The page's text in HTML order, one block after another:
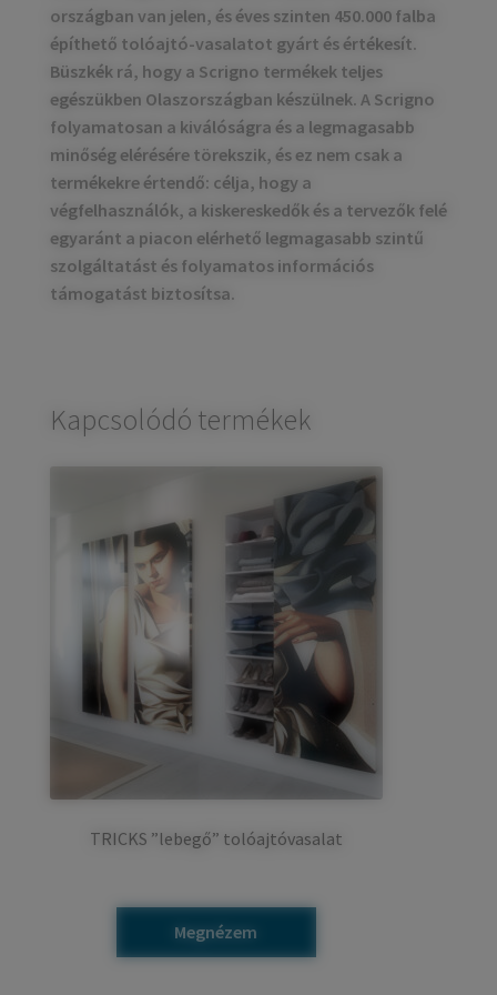
országban van jelen, és éves szinten 450.000 falba
építhető tolóajtó-vasalatot gyárt és értékesít.
Büszkék rá, hogy a Scrigno termékek teljes
egészükben Olaszországban készülnek. A Scrigno
folyamatosan a kiválóságra és a legmagasabb
minőség elérésére törekszik, és ez nem csak a
termékekre értendő: célja, hogy a
végfelhasználók, a kiskereskedők és a tervezők felé
egyaránt a piacon elérhető legmagasabb szintű
szolgáltatást és folyamatos információs
támogatást biztosítsa.
Kapcsolódó termékek
TRICKS ”lebegő” tolóajtóvasalat
Megnézem
a